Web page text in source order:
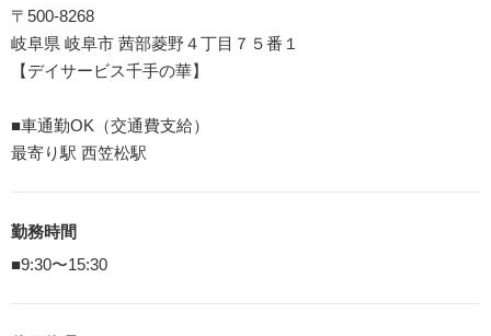
〒500-8268
岐阜県 岐阜市 茜部菱野４丁目７５番１
【デイサービス千手の華】
■車通勤OK（交通費支給）
最寄り駅 西笠松駅
勤務時間
■9:30〜15:30